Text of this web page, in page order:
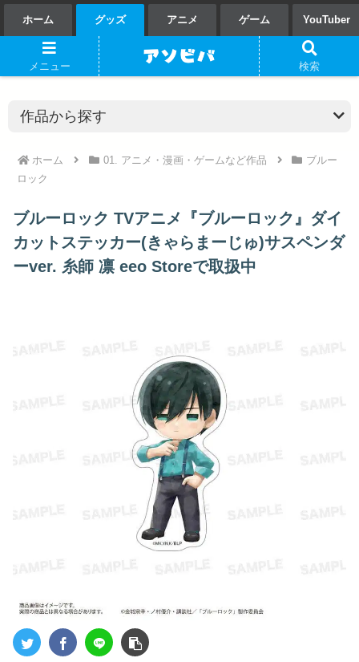
ホーム グッズ アニメ ゲーム YouTuber
ホーム 01. アニメ・漫画・ゲームなど作品
ブルー
ロック
ブルーロック TVアニメ『ブルーロック』ダイ
カットステッカー(きゃらまーじゅ)サスペンダ
ーver. 糸師 凛 eeo Storeで取扱中
メニュー 検索